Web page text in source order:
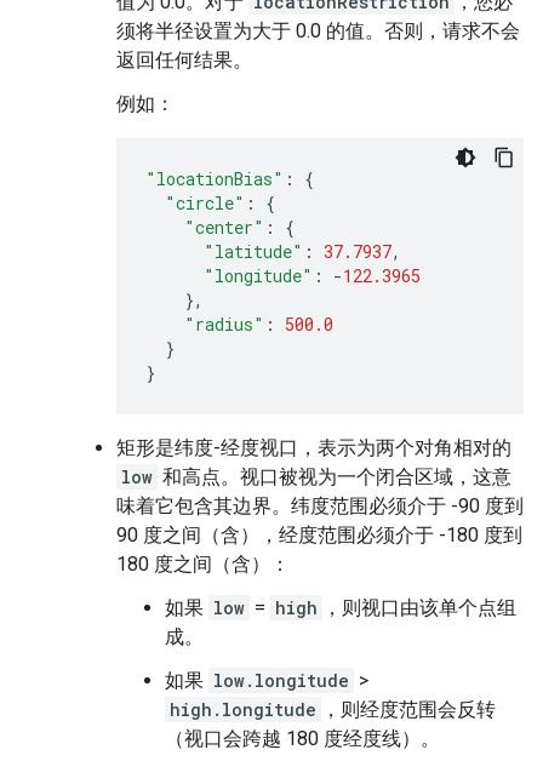
须将半径设置为大于 0.0 的值。否则，请求不会
返回任何结果。
例如：
"locationBias" :
{
"circle" :
{
"center" :
{
"latitude" : 37.7937,
"longitude" : -122.3965
},
"radius" :
500.0
}
}
矩形是纬度-经度视口，表示为两个对角相对的
low 和高点。视口被视为一个闭合区域，这意
味着它包含其边界。纬度范围必须介于 -90 度到
90 度之间（含），经度范围必须介于 -180 度到
180 度之间（含）：
如果 low = high
，则视口由该单个点组
成。
如果 low.longitude >
high.longitude
，则经度范围会反转
（视口会跨越 180 度经度线）。